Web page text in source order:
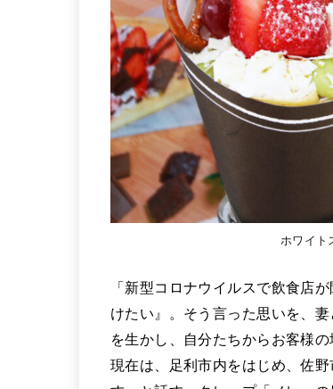
ホワイト
「新型コロナウイルスで飲食店
けたい』。そう言った思いを、
を生かし、自分たちからお客様
現在は、足利市内をはじめ、佐